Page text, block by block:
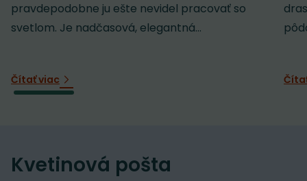
pravdepodobne ju ešte nevidel pracovať so
svetlom. Je nadčasová, elegantná...
Čítať viac
Kvetinová pošta